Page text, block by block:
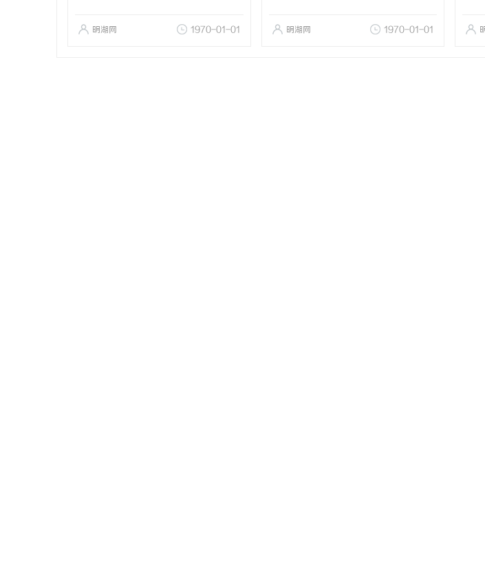
明湖网 1970-01-01 明湖网 1970-01-01